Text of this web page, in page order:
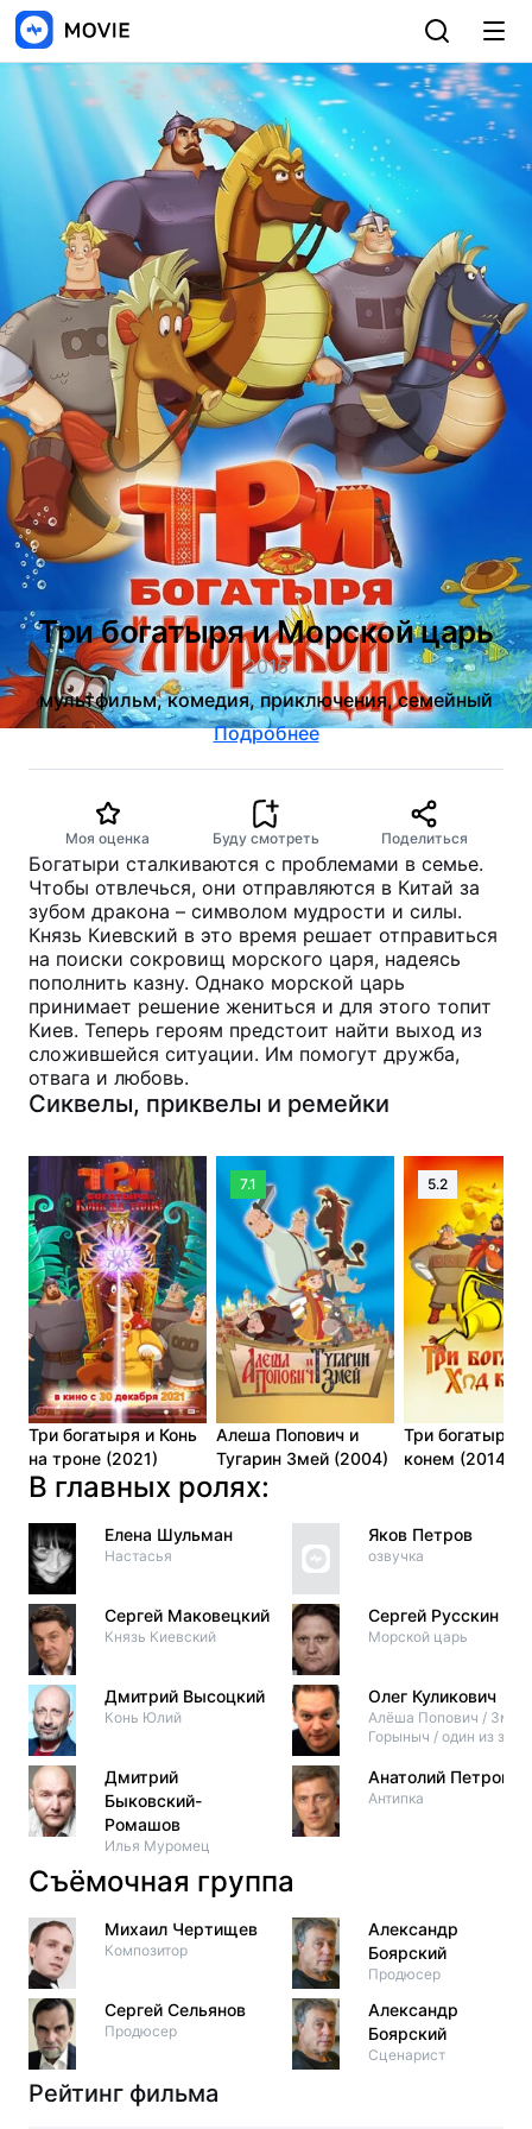
Три богатыря и Морской царь
2016
мультфильм, комедия, приключения, семейный
Подробнее
Моя оценка Буду смотреть Поделиться
Богатыри сталкиваются с проблемами в семье.
Чтобы отвлечься, они отправляются в Китай за
зубом дракона – символом мудрости и силы.
Князь Киевский в это время решает отправиться
на поиски сокровищ морского царя, надеясь
пополнить казну. Однако морской царь
принимает решение жениться и для этого топит
Киев. Теперь героям предстоит найти выход из
сложившейся ситуации. Им помогут дружба,
отвага и любовь.
Сиквелы, приквелы и ремейки
Три богатыря и Конь
на троне (2021)
7.1
Алеша Попович и
Тугарин Змей (2004)
5.2
Три богатыря:
конем (2014)
В главных ролях:
Елена Шульман
Настасья
Сергей Маковецкий
Князь Киевский
Дмитрий Высоцкий
Конь Юлий
Дмитрий
Быковский-
Ромашов
Илья Муромец
Яков Петров
озвучка
Сергей Русскин
Морской царь
Олег Куликович
Алёша Попович / Змей
Горыныч / один из
Анатолий Петров
Антипка
Съёмочная группа
Михаил Чертищев
Композитор
Сергей Сельянов
Продюсер
Александр
Боярский
Продюсер
Александр
Боярский
Сценарист
Рейтинг фильма